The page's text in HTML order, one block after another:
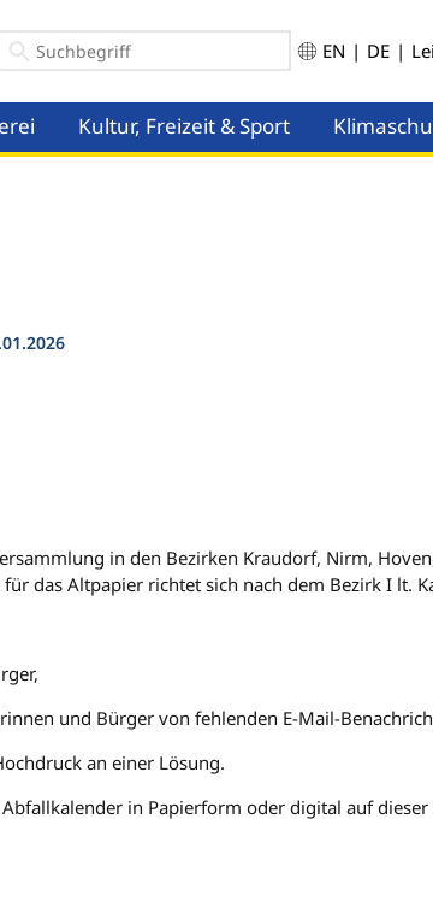
EN | DE |
Kultur, Freizeit & Sport
in den Bezirken Kraudorf, Nirm,
das Altpapier richtet sich nach dem Bezirk I lt.
und Bürger von fehlenden E-Mail-
an einer Lösung.
in Papierform oder digital auf dieser